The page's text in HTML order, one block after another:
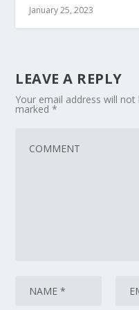
January 25, 2023
LEAVE A REPLY
Your email address will not
marked*